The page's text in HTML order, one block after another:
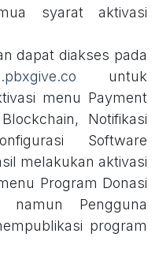
syarat aktivasi
dapat diakses pada
untuk
menu Payment
Notifikasi
Software
melakukan aktivasi
Program Donasi
Pengguna
program